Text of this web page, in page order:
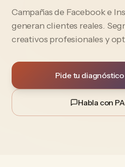
Campañas de Facebook e
generan clientes reales.
creativos profesionales y
Pide tu
Habla con